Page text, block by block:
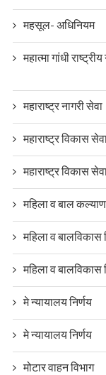
महसूल- अधिनियम
महात्मा गांधी
महाराष्ट्र नागरी सेवा
महाराष्ट्र विकास
महाराष्ट्र विकास
महिला व बाल
महिला व बालविकास
महिला व बालविकास
मे न्यायालय निर्णय
मे न्यायालय निर्णय
मोटार वाहन विभाग